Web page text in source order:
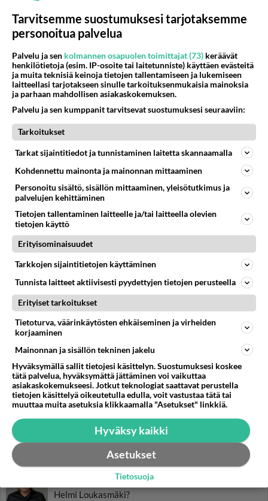
LUETUIMMAT
Muistatko? Kädestä suuhun
elävä Satu sai jättimäisen
rahasalkun Henry-
miljonääriltä
Tiesitkö? Martina Aitolehden
isäpuoli on tämä suosittu
laulaja
Luetuimmat: Aarne Pelkonen
ja Noora Louhimo vihdoinkin
Danny, 83, teki yllättävän
teon - Missä on 25-vuotias
Helmi Loukasmäki?
Tarvitsemme suostumuksesi tarjotaksemme
personoitua palvelua
Palvelu ja sen kolmannen osapuolen toimittajat (73) keräävät
henkilötietoja (esim. IP-osoite tai laitetunniste) käyttäen evästeitä
ja muita teknisiä keinoja tietojen tallentamiseen ja lukemiseen
laitteellasi tarjotakseen sinulle tarkoituksenmukaisia mainoksia
ja parhaan mahdollisen asiakaskokemuksen.
Palvelu ja sen kumppanit tarvitsevat suostumuksesi seuraaviin:
Tarkoitukset
Tarkat sijaintitiedot ja tunnistaminen laitetta skannaamalla
Kohdennettu mainonta ja mainonnan mittaaminen
Personoitu sisältö, sisällön mittaaminen, yleisötutkimus ja
palvelujen kehittäminen
Tietojen tallentaminen laitteelle ja/tai laitteella olevien
tietojen käyttö
Erityisominaisuudet
Tarkkojen sijaintitietojen käyttäminen
Tunnista laitteet aktiivisesti pyydettyjen tietojen perusteella
Erityiset tarkoitukset
Tietoturva, väärinkäytösten ehkäiseminen ja virheiden
korjaaminen
Mainonnan ja sisällön tekninen jakelu
Hyväksymällä sallit tietojesi käsittelyn. Suostumuksesi koskee
tätä palvelua, hyväksymättä jättäminen voi vaikuttaa
asiakaskokemukseesi. Jotkut teknologiat saattavat perustella
tietojen käsittelyä oikeutetulla edulla, voit vastustaa tätä tai
muuttaa muita asetuksia klikkaamalla "Asetukset" linkkiä.
Hyväksy kaikki
Asetukset
Tietosuoja